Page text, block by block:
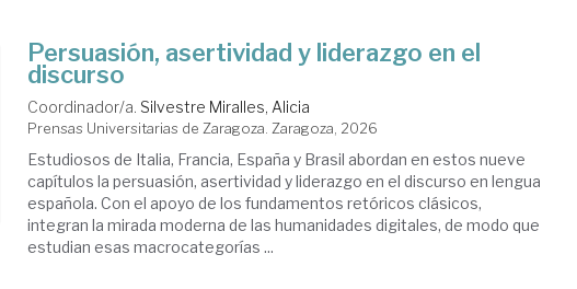
Persuasión, asertividad y liderazgo en el
discurso
Coordinador/a. Silvestre Miralles, Alicia
Prensas Universitarias de Zaragoza. Zaragoza, 2026
Estudiosos de Italia, Francia, España y Brasil abordan en estos nueve
capítulos la persuasión, asertividad y liderazgo en el discurso en lengua
española. Con el apoyo de los fundamentos retóricos clásicos,
integran la mirada moderna de las humanidades digitales, de modo que
estudian esas macrocategorías ...